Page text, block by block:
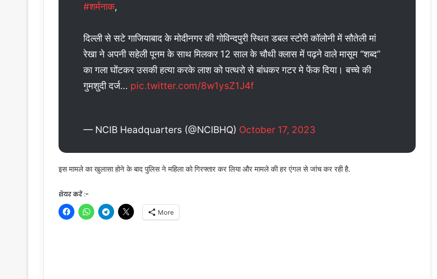
#शर्मनाक,
दिल्ली से सटे गाजियाबाद के मोदीनगर की गोविन्दपुरी स्थित डबल स्टोरी कॉलोनी में सौतेली मां
रेखा ने अपनी सहेली पूनम के साथ मिलकर 12 साल के चौथी क्लास में पढ़ने वाले मासूम “शब्द”
का गला घोंटकर उसकी हत्या करके लाश को पत्थरो से बांधकर गटर मे फेंक दिया। बच्चे की
गुमशुदी दर्ज… pic.twitter.com/8w1ysZ1J4f
— NCIB Headquarters (@NCIBHQ) October 17, 2023
इस मामले का खुलासा होने के बाद पुलिस ने महिला को गिरफ्तार कर लिया और मामले की हर एंगल से जांच कर रही है.
शेयर करें :-
More